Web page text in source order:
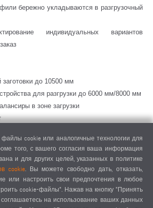
бережно укладываются в разгрузочный
индивидуальных вариантов
до 10500 мм
для разгрузки до 6000 мм/8000 мм
в зоне загрузки
шкаф для температуры
35 °C
файлы cookie или аналогичные технологии для
того, с вашего согласия ваша информация
и для других целей, указанных в политике
cookie. Вы можете свободно дать, отказать,
или настроить свои предпочтения в любое
cookie-файлы". Нажав на кнопку "Принять
на использование ваших данных